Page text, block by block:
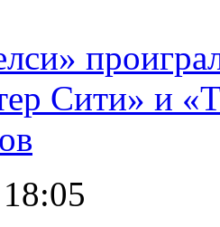
Сити» и